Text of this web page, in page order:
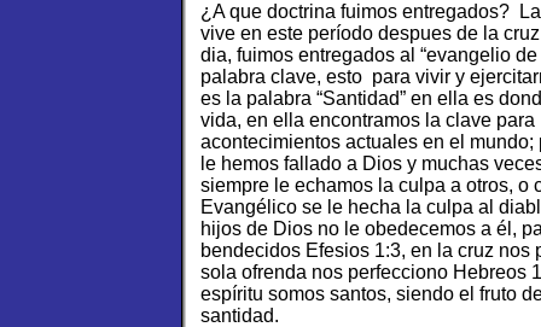
¿A que doctrina fuimos entregados?
vive en este período despues de la
dia, fuimos entregados al “evangelio
palabra clave, esto para vivir y
es la palabra “Santidad” en ella es
vida, en ella encontramos la clave
acontecimientos actuales en el
le hemos fallado a Dios y muchas
siempre le echamos la culpa a otros,
Evangélico se le hecha la culpa al
hijos de Dios no le obedecemos a él,
bendecidos Efesios 1:3, en la cruz
sola ofrenda nos perfecciono Hebreos
espíritu somos santos, siendo el fruto
santidad.